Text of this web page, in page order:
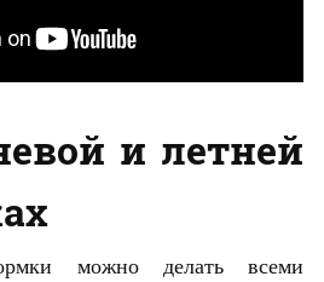
и летней
можно делать всеми